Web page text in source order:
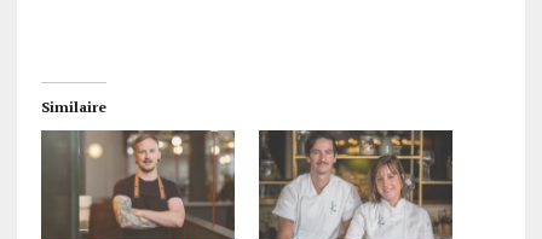
Similaire